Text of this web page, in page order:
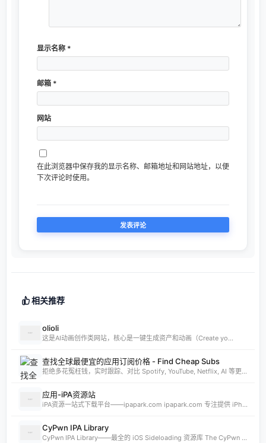
显示名称 *
邮箱 *
网站
在此浏览器中保存我的显示名称、邮箱地址和网站地址，以便
下次评论时使用。
相关推荐
olioli
这是AI动画创作类网站，核心是一键生成资产和动画（Create yo...
查找全球最便宜的应用订阅价格 - Find Cheap Subs
拒绝多花冤枉钱，实时跟踪、对比 Spotify, YouTube, Netflix, AI 等更多 App 的全球订阅价格。发现 App Store 最低价国家，订阅费用立省 80%。
应用-iPA资源站
iPA资源一站式下载平台——ipapark.com ipapark.com 专注提供 iPhone、iPad、iPod 软体的 IPA 文件下载服务，覆盖 iOS4 至 iOS16 全系统版本，满足不同机型的用户需求。无论是正版砸壳、开心版软件，还是越狱插件、免费证书，都可在本站快速获取。 核心优势 **全网最全 ip
CyPwn IPA Library
CyPwn IPA Library——最全的 iOS Sideloading 资源库 The CyPwn IPA Library is the most complete sideloading library available for iOS devices. 这里聚合了海量 IPA 包，覆盖 Jailbreak